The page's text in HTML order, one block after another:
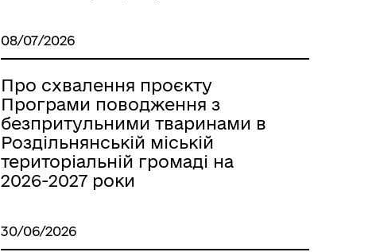
Розклад автобусів Роздільна-
Лиманське
08/07/2026
Про схвалення проєкту
Програми поводження з
безпритульними тваринами в
Роздільнянській міській
територіальній громаді на
2026-2027 роки
30/06/2026